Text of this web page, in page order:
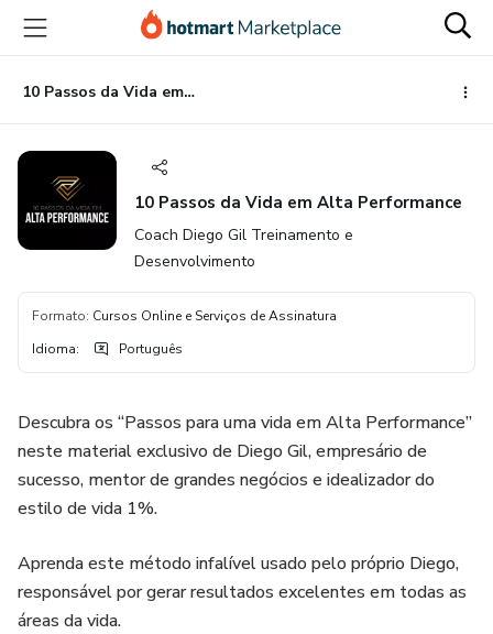
para
conteúdo
principal
para
pagamento
para
rodapé
10 Passos da Vida em Alta Performance
10 Passos da Vida em Alta Performance
Coach Diego Gil Treinamento e
Desenvolvimento
Formato: Cursos Online e Serviços de Assinatura
Idioma: Português
Descubra os “Passos para uma vida em Alta Performance”
neste material exclusivo de Diego Gil, empresário de
sucesso, mentor de grandes negócios e idealizador do
estilo de vida 1%.
Aprenda este método infalível usado pelo próprio Diego,
responsável por gerar resultados excelentes em todas as
áreas da vida.